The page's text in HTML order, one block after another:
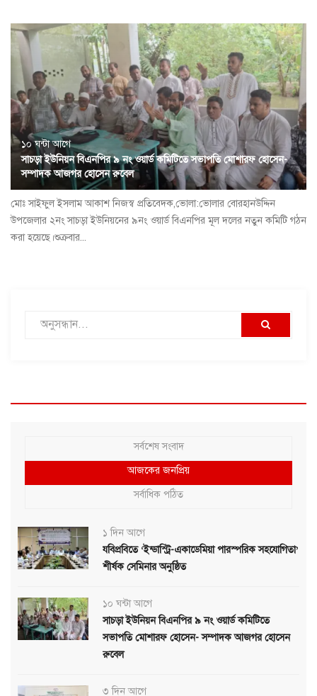
১০ ঘন্টা আগে
সাচড়া ইউনিয়ন বিএনপির ৯ নং ওয়ার্ড কমিটিতে সভাপতি মোশারফ হোসেন-
সম্পাদক আজগর হোসেন রুবেল
মোঃ সাইফুল ইসলাম আকাশ নিজস্ব প্রতিবেদক,ভোলা:ভোলার বোরহানউদ্দিন
উপজেলার ২নং সাচড়া ইউনিয়নের ৯নং ওয়ার্ড বিএনপির মূল দলের নতুন কমিটি গঠন
করা হয়েছে।শুক্রবার...
সর্বশেষ সংবাদ
আজকের জনপ্রিয়
সর্বাধিক পঠিত
১ দিন আগে
যবিপ্রবিতে ‘ইন্ডাস্ট্রি-একাডেমিয়া পারস্পরিক সহযোগিতা’
শীর্ষক সেমিনার অনুষ্ঠিত
১০ ঘন্টা আগে
সাচড়া ইউনিয়ন বিএনপির ৯ নং ওয়ার্ড কমিটিতে
সভাপতি মোশারফ হোসেন- সম্পাদক আজগর হোসেন
রুবেল
৩ দিন আগে